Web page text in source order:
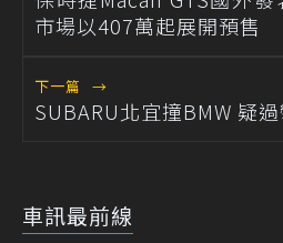
市場以407萬起展開預售
下一篇 →
SUBARU北宜撞BMW 疑
車訊最前線